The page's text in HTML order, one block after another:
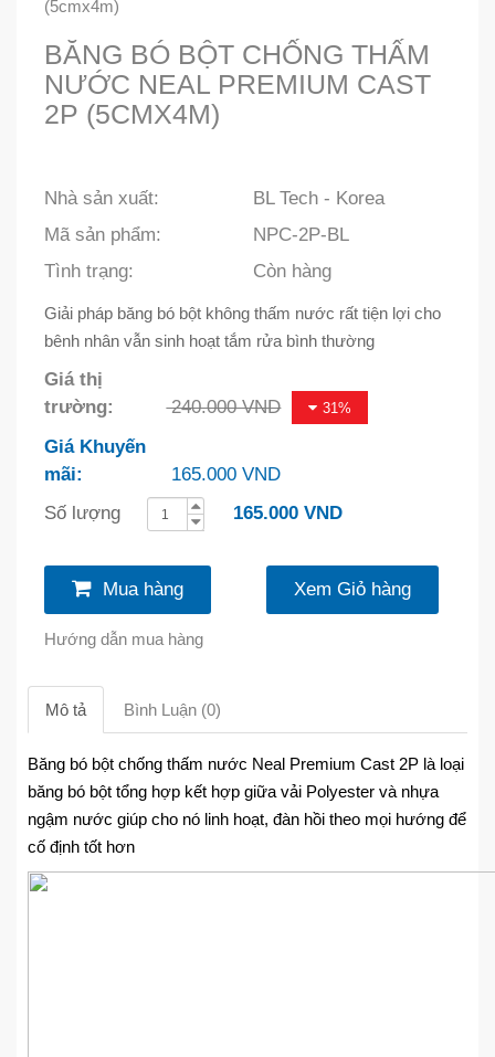
BĂNG BÓ BỘT CHỐNG THẤM
NƯỚC NEAL PREMIUM CAST
2P (5CMX4M)
Nhà sản xuất:
BL Tech - Korea
Mã sản phẩm:
NPC-2P-BL
Tình trạng:
Còn hàng
Giải pháp băng bó bột không thấm nước rất tiện lợi cho
bênh nhân vẫn sinh hoạt tắm rửa bình thường
Giá thị
trường:
240.000 VND 31%
Giá Khuyến
mãi:
165.000 VND
Số lượng
165.000 VND
Mua hàng Xem Giỏ hàng
Hướng dẫn mua hàng
Mô tả Bình Luận (0)
Băng bó bột chống thấm nước Neal Premium Cast 2P là loại
băng bó bột tổng hợp kết hợp giữa vải Polyester và nhựa
ngậm nước giúp cho nó linh hoạt, đàn hồi theo mọi hướng để
cố định tốt hơn